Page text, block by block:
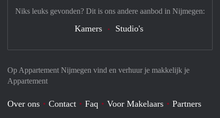
Op Appartement Nijmegen vind en verhuur je makkelijk je
Appartement
Over ons Contact Faq Voor Makelaars Partners
Niks leuks gevonden? Dit is ons andere aanbod in Nijmegen:
Kamers Studio's